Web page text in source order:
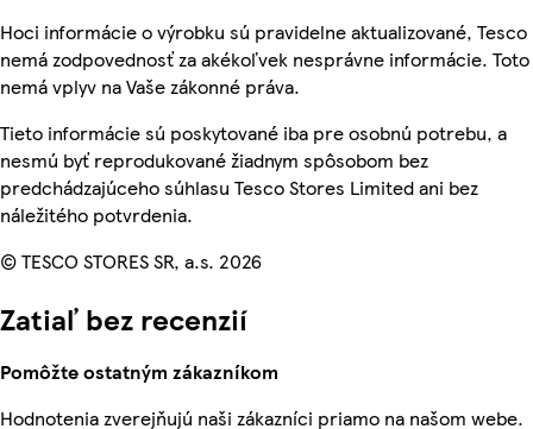
Hoci informácie o výrobku sú pravidelne aktualizované, Tesco
nemá zodpovednosť za akékoľvek nesprávne informácie. Toto
nemá vplyv na Vaše zákonné práva.
Tieto informácie sú poskytované iba pre osobnú potrebu, a
nesmú byť reprodukované žiadnym spôsobom bez
predchádzajúceho súhlasu Tesco Stores Limited ani bez
náležitého potvrdenia.
© TESCO STORES SR, a.s. 2026
Zatiaľ bez recenzií
Pomôžte ostatným zákazníkom
Hodnotenia zverejňujú naši zákazníci priamo na našom webe.